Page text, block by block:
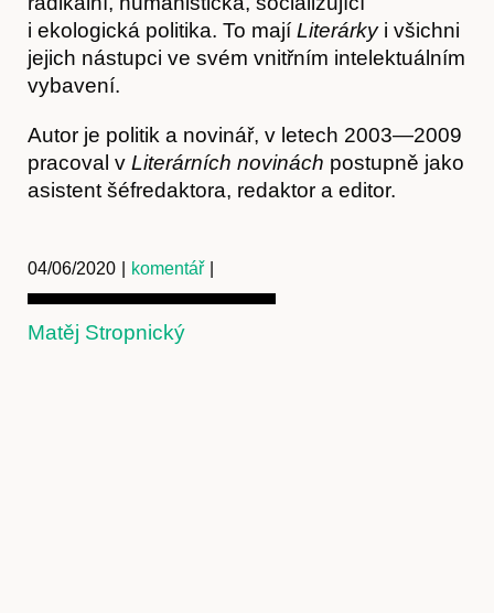
i ekologická politika. To mají Literárkyi všichni
jejich nástupci ve svém vnitřním intelektuálním
vybavení.
Autor je politik a novinář, v letech 2003—2009
pracoval v Literárních novinách postupně jako
asistent šéfredaktora, redaktor a editor.
04/06/2020 komentář
Matěj Stropnický